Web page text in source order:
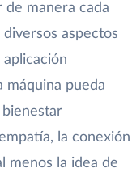
de manera cada
aspectos
máquina pueda
la conexión
menos la idea de